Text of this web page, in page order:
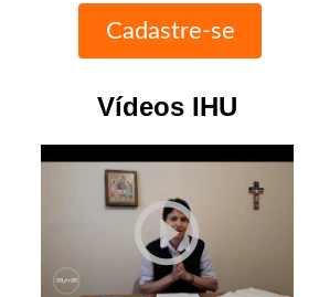
Vídeos IHU
play_circle_outline